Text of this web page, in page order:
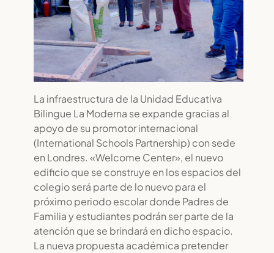
La infraestructura de la Unidad Educativa
Bilingue La Moderna se expande gracias al
apoyo de su promotor internacional
(International Schools Partnership) con sede
en Londres. «Welcome Center», el nuevo
edificio que se construye en los espacios del
colegio será parte de lo nuevo para el
próximo periodo escolar donde Padres de
Familia y estudiantes podrán ser parte de la
atención que se brindará en dicho espacio.
La nueva propuesta académica pretender